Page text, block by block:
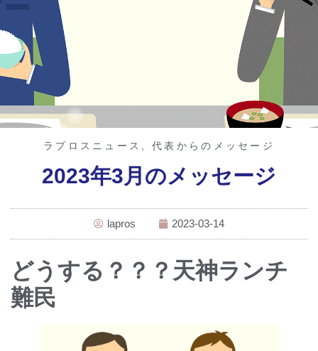
ラプロスニュース 代表からのメッセージ
2023年3月のメッセージ
lapros 2023-03-14
どうする？？？天神ランチ
難民